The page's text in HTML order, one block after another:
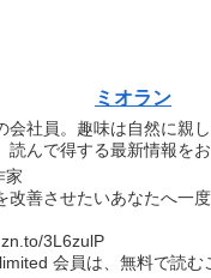
ミオラン
会社員。趣味は自然に親
読んで得する最新情報をお
家
改善させたいあなたへ一
3L6zulP
会員は、無料で読む